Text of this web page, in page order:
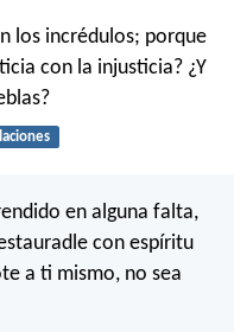
los incrédulos; porque
con la injusticia? ¿Y
en alguna falta,
con espíritu
a ti mismo, no sea